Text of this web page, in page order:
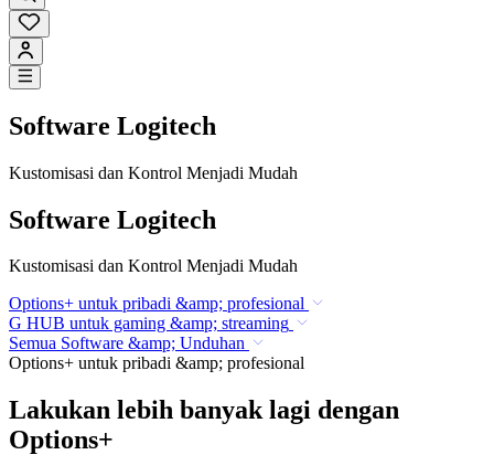
Software Logitech
Kustomisasi dan Kontrol Menjadi Mudah
Software Logitech
Kustomisasi dan Kontrol Menjadi Mudah
Options+ untuk pribadi &amp; profesional
G HUB untuk gaming &amp; streaming
Semua Software &amp; Unduhan
Options+ untuk pribadi &amp; profesional
Lakukan lebih banyak lagi dengan
Options+